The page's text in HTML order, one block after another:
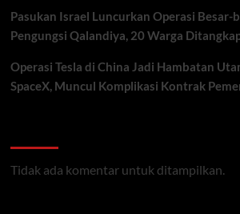
Pasukan Israel Luncurkan Operasi Besar-
Pengungsi Qalandiya, 20 Warga
Operasi Tesla di China Jadi Hambatan
SpaceX, Muncul Komplikasi Kontrak
Tidak ada komentar untuk ditampilkan.